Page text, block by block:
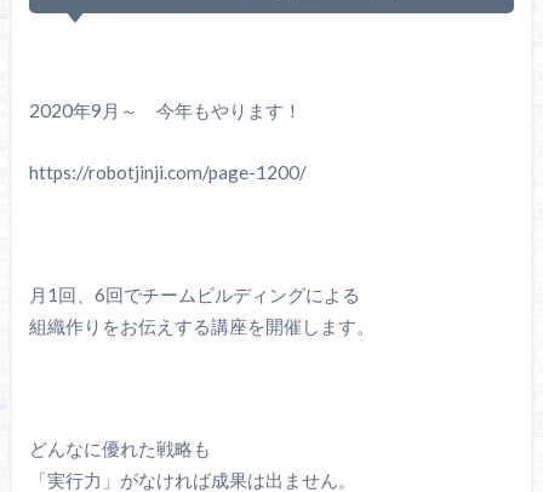
2020年9月～ 今年もやります！
https://robotjinji.com/page-1200/
月1回、6回でチームビルディングによる
組織作りをお伝えする講座を開催します。
どんなに優れた戦略も
「実行力」がなければ成果は出ません。